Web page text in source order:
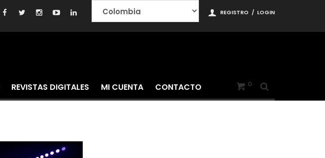
REGISTRO / LOGIN
0
REVISTAS DIGITALES MI CUENTA CONTACTO